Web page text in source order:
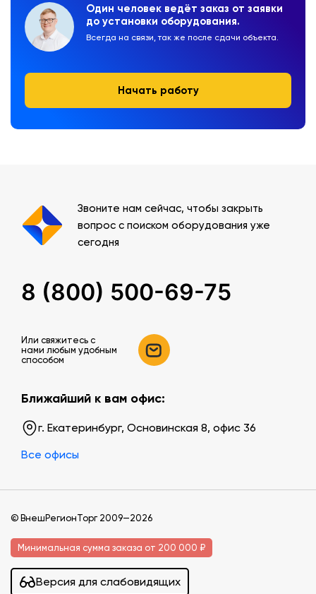
Один человек ведёт заказ от заявки
до установки оборудования.
Всегда на связи, так же после сдачи объекта.
Начать работу
Звоните нам сейчас, чтобы закрыть
вопрос с поиском оборудования уже
сегодня
8 (800) 500-69-75
Или свяжитесь c
нами любым удобным
способом
Ближайший к вам офис:
г. Екатеринбург, Основинская 8, офис 36
Все офисы
© ВнешРегионТорг 2009—2026
Минимальная сумма заказа от 200 000 ₽
Версия для слабовидящих